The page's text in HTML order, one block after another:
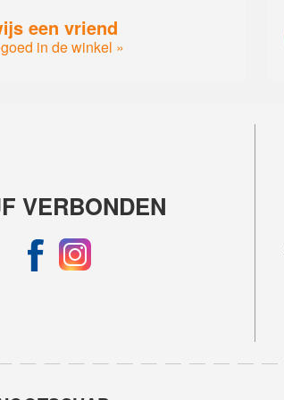
een vriend
in de winkel »
VERBONDEN